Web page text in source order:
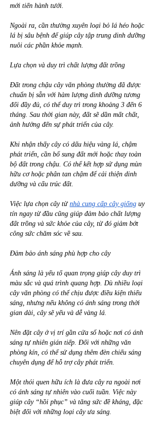
mới tiến hành tưới.
Ngoài ra, cần thường xuyên loại bỏ lá héo hoặc
lá bị sâu bệnh để giúp cây tập trung dinh dưỡng
nuôi các phần khỏe mạnh.
Lựa chọn và duy trì chất lượng đất trồng
Đất trong chậu cây văn phòng thường đã được
chuẩn bị sẵn với hàm lượng dinh dưỡng tương
đối đầy đủ, có thể duy trì trong khoảng 3 đến 6
tháng. Sau thời gian này, đất sẽ dần mất chất,
ảnh hưởng đến sự phát triển của cây.
Khi nhận thấy cây có dấu hiệu vàng lá, chậm
phát triển, cần bổ sung đất mới hoặc thay toàn
bộ đất trong chậu. Có thể kết hợp sử dụng mùn
hữu cơ hoặc phân tan chậm để cải thiện dinh
dưỡng và cấu trúc đất.
Việc lựa chọn cây từ nhà cung cấp cây giống uy
tín ngay từ đầu cũng giúp đảm bảo chất lượng
đất trồng và sức khỏe của cây, từ đó giảm bớt
công sức chăm sóc về sau.
Đảm bảo ánh sáng phù hợp cho cây
Ánh sáng là yếu tố quan trọng giúp cây duy trì
màu sắc và quá trình quang hợp. Dù nhiều loại
cây văn phòng có thể chịu được điều kiện thiếu
sáng, nhưng nếu không có ánh sáng trong thời
gian dài, cây sẽ yếu và dễ vàng lá.
Nên đặt cây ở vị trí gần cửa sổ hoặc nơi có ánh
sáng tự nhiên gián tiếp. Đối với những văn
phòng kín, có thể sử dụng thêm đèn chiếu sáng
chuyên dụng để hỗ trợ cây phát triển.
Một thói quen hữu ích là đưa cây ra ngoài nơi
có ánh sáng tự nhiên vào cuối tuần. Việc này
giúp cây “hồi phục” và tăng sức đề kháng, đặc
biệt đối với những loại cây ưa sáng.